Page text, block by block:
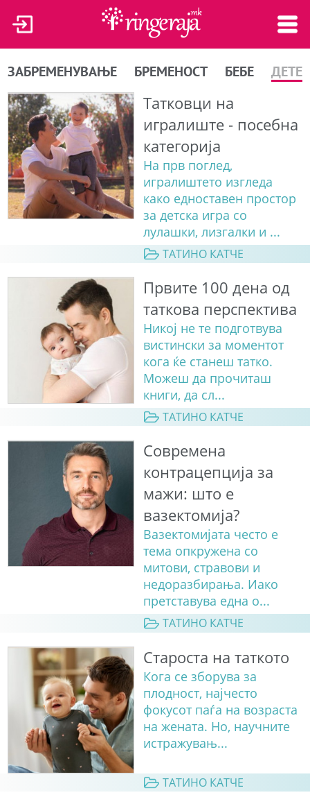
ЗАБРЕМЕНУВАЊЕ БРЕМЕНОСТ БЕБЕ ДЕТЕ
Татковци на
игралиште - посебна
категорија
На прв поглед,
игралиштето изгледа
како едноставен простор
за детска игра со
лулашки, лизгалки и ...
ТАТИНО КАТЧЕ
Првите 100 дена од
таткова перспектива
Никој не те подготвува
вистински за моментот
кога ќе станеш татко.
Можеш да прочиташ
книги, да сл...
ТАТИНО КАТЧЕ
Современа
контрацепција за
мажи: што е
вазектомија?
Вазектомијата често е
тема опкружена со
митови, стравови и
недоразбирања. Иако
претставува една о...
ТАТИНО КАТЧЕ
Староста на таткото
Кога се зборува за
плодност, најчесто
фокусот паѓа на возраста
на жената. Но, научните
истражувањ...
ТАТИНО КАТЧЕ